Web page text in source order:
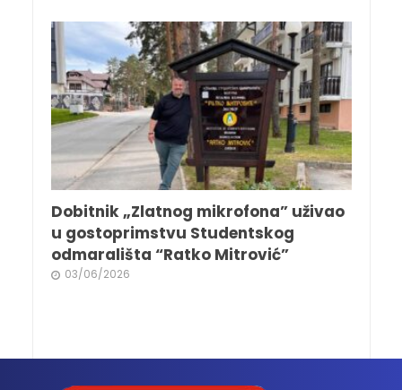
Dobitnik „Zlatnog mikrofona” uživao
u gostoprimstvu Studentskog
odmarališta “Ratko Mitrović”
03/06/2026